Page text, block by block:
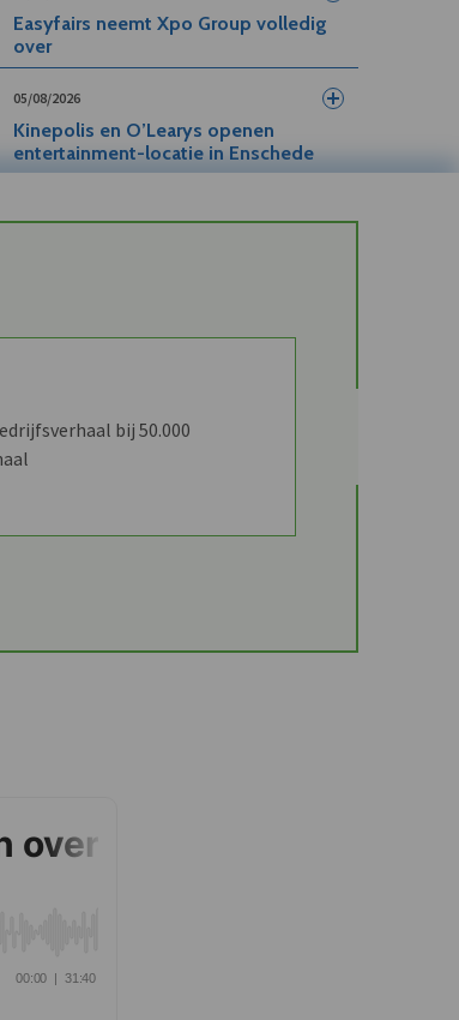
Easyfairs neemt Xpo Group volledig
over
05/08/2026
Kinepolis en O’Learys openen
entertainment-locatie in Enschede
bij 50.000